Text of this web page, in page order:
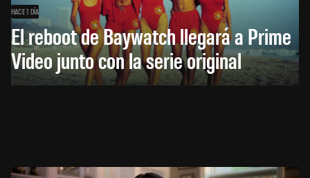
HACE 1 DÍA
El reboot de Baywatch llegará a Prime
Video junto con la serie original